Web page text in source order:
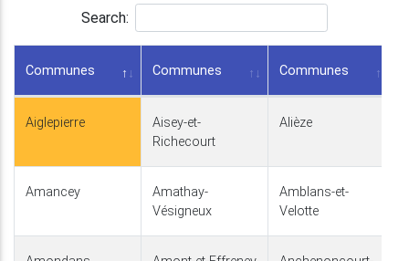
Search:
Communes Communes Communes
Aiglepierre
Aisey-et-
Richecourt
Alièze
Amancey
Amathay-
Vésigneux
Amblans-et-
Velotte